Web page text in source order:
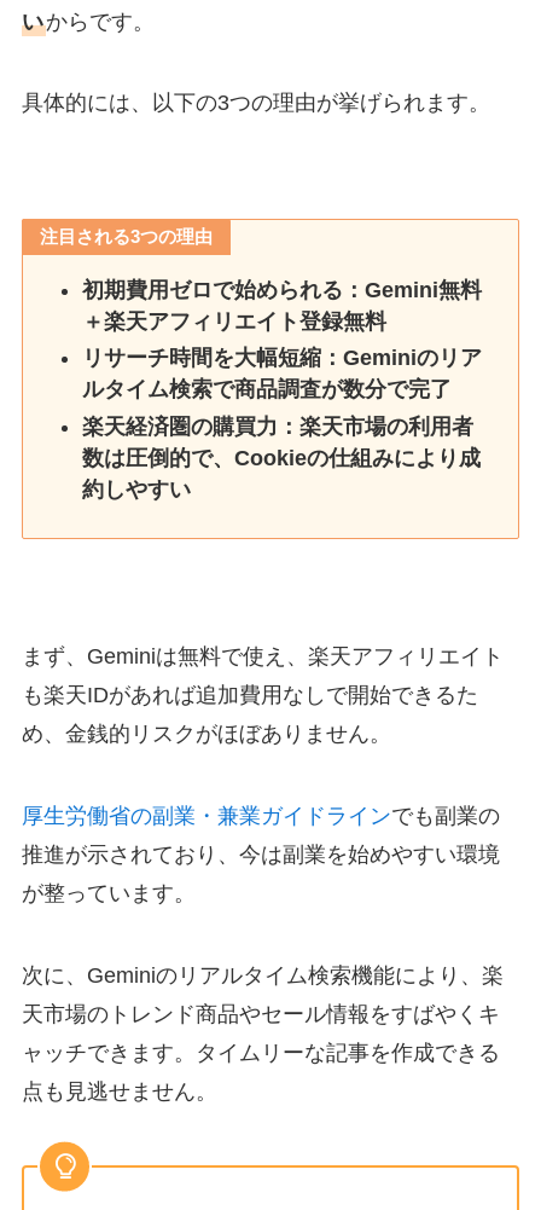
いからです。
具体的には、以下の3つの理由が挙げられます。
注目される3つの理由
初期費用ゼロで始められる：Gemini無料
＋楽天アフィリエイト登録無料
リサーチ時間を大幅短縮：Geminiのリア
ルタイム検索で商品調査が数分で完了
楽天経済圏の購買力：楽天市場の利用者
数は圧倒的で、Cookieの仕組みにより成
約しやすい
まず、Geminiは無料で使え、楽天アフィリエイト
も楽天IDがあれば追加費用なしで開始できるた
め、金銭的リスクがほぼありません。
厚生労働省の副業・兼業ガイドラインでも副業の
推進が示されており、今は副業を始めやすい環境
が整っています。
次に、Geminiのリアルタイム検索機能により、楽
天市場のトレンド商品やセール情報をすばやくキ
ャッチできます。タイムリーな記事を作成できる
点も見逃せません。